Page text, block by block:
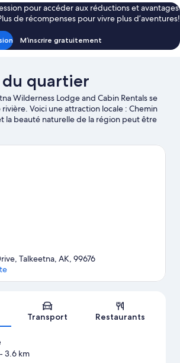
pour accéder aux réductions et avantages
de récompenses pour vivre plus d’aventures!
M’inscrire gratuitement
quartier
Wilderness Lodge and Cabin Rentals se
Voici une attraction locale : Chemin
la beauté naturelle de la région peut être
ces sites : Montana Creek State
aventures en plein air en découvrant les
Carte
Talkeetna, AK, 99676
Transport Restaurants
- 3.6 km